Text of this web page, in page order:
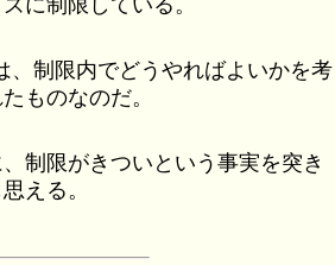
に制限している。
、制限内でどうやればよいかを考
ものなのだ。
制限がきついという事実を突き
える。